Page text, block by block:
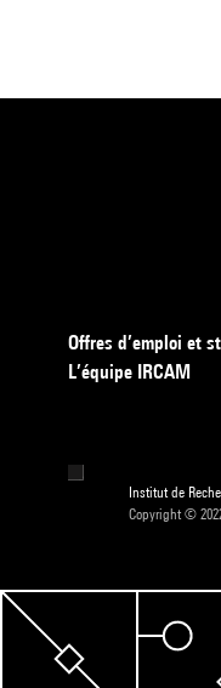
Offres d’emploi et
L’équipe IRCAM
Institut de
Copyright ©